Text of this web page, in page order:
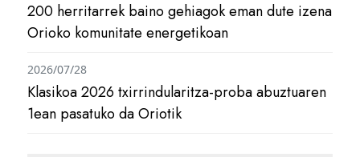
200 herritarrek baino gehiagok eman dute izena
Orioko komunitate energetikoan
Klasikoa 2026 txirrindularitza-proba abuztuaren
1ean pasatuko da Oriotik
2026/07/28